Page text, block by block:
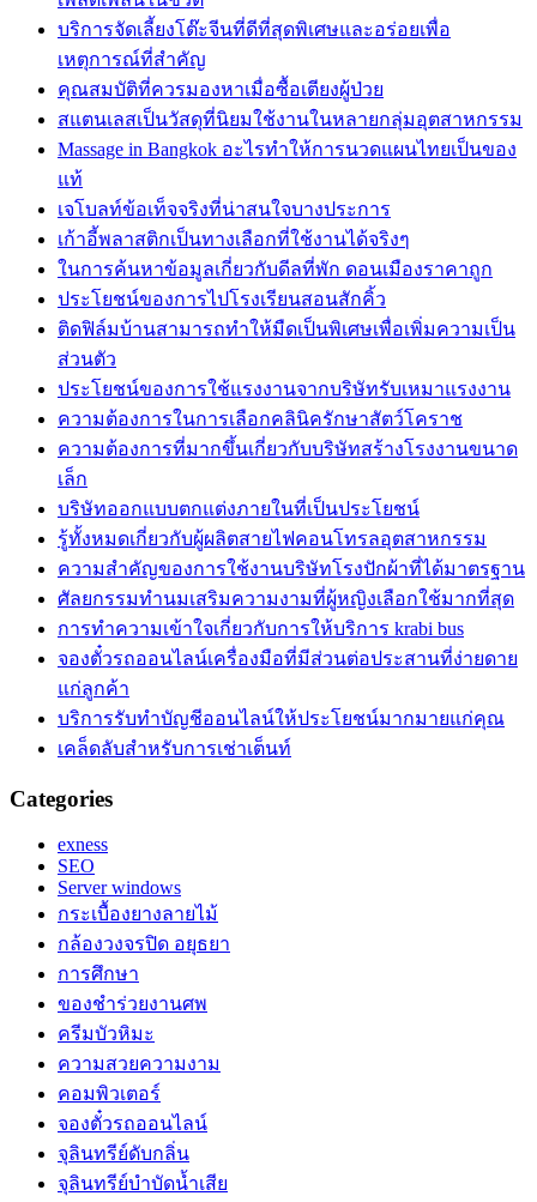
บริการจัดเลี้ยงโต๊ะจีนที่ดีที่สุดพิเศษและอร่อยเพื่อ
เหตุการณ์ที่สำคัญ
คุณสมบัติที่ควรมองหาเมื่อซื้อเตียงผู้ป่วย
สแตนเลสเป็นวัสดุที่นิยมใช้งานในหลายกลุ่มอุตสาหกรรม
Massage in Bangkok อะไรทำให้การนวดแผนไทยเป็นของ
แท้
เจโบลท์ข้อเท็จจริงที่น่าสนใจบางประการ
เก้าอี้พลาสติกเป็นทางเลือกที่ใช้งานได้จริงๆ
ในการค้นหาข้อมูลเกี่ยวกับดีลที่พัก ดอนเมืองราคาถูก
ประโยชน์ของการไปโรงเรียนสอนสักคิ้ว
ติดฟิล์มบ้านสามารถทำให้มืดเป็นพิเศษเพื่อเพิ่มความเป็น
ส่วนตัว
ประโยชน์ของการใช้แรงงานจากบริษัทรับเหมาแรงงาน
ความต้องการในการเลือกคลินิครักษาสัตว์โคราช
ความต้องการที่มากขึ้นเกี่ยวกับบริษัทสร้างโรงงานขนาด
เล็ก
บริษัทออกแบบตกแต่งภายในที่เป็นประโยชน์
รู้ทั้งหมดเกี่ยวกับผู้ผลิตสายไฟคอนโทรลอุตสาหกรรม
ความสำคัญของการใช้งานบริษัทโรงปักผ้าที่ได้มาตรฐาน
ศัลยกรรมทำนมเสริมความงามที่ผู้หญิงเลือกใช้มากที่สุด
การทำความเข้าใจเกี่ยวกับการให้บริการ krabi bus
จองตั๋วรถออนไลน์เครื่องมือที่มีส่วนต่อประสานที่ง่ายดาย
แก่ลูกค้า
บริการรับทำบัญชีออนไลน์ให้ประโยชน์มากมายแก่คุณ
เคล็ดลับสำหรับการเช่าเต็นท์
Categories
exness
SEO
Server windows
กระเบื้องยางลายไม้
กล้องวงจรปิด อยุธยา
การศึกษา
ของชำร่วยงานศพ
ครีมบัวหิมะ
ความสวยความงาม
คอมพิวเตอร์
จองตั๋วรถออนไลน์
จุลินทรีย์ดับกลิ่น
จุลินทรีย์บำบัดน้ำเสีย